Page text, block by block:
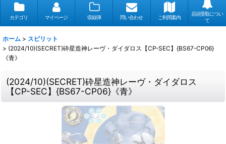
カテゴリ マイページ 収録弾 問い合わせ ご利用案内
店頭受取につい
て
ホーム > スピリット
> (2024/10)(SECRET)砕星造神レーヴ・ダイダロス【CP-SEC】{BS67-CP06}
《青》
(2024/10)(SECRET)砕星造神レーヴ・ダイダロス
【CP-SEC】{BS67-CP06}《青》